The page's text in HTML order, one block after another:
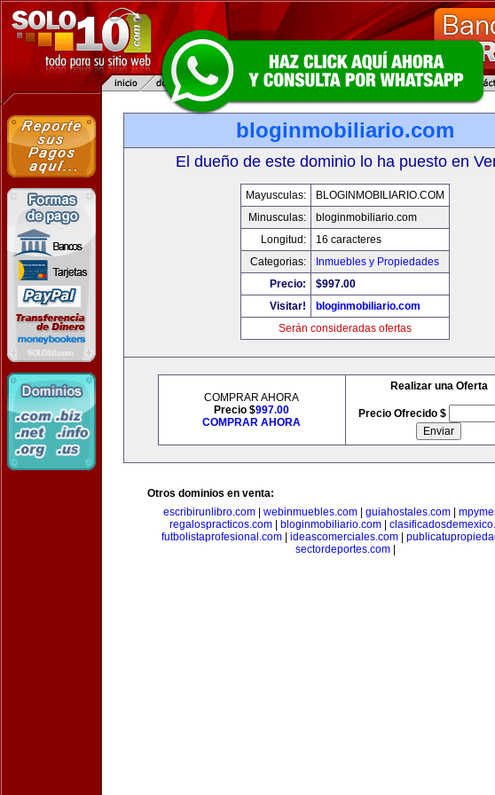
bloginmobiliario.com
El dueño de este dominio lo ha puesto en
Mayusculas:
BLOGINMOBILIARIO.COM
Minusculas:
bloginmobiliario.com
Longitud:
16 caracteres
Categorias:
Inmuebles y Propiedades
Precio:
$997.00
Visitar!
bloginmobiliario.com
Serán consideradas ofertas
COMPRAR AHORA
Precio $997.00
COMPRAR AHORA
Realizar una Oferta
Precio Ofrecido $
Otros dominios en venta:
escribirunlibro.com| webinmuebles.com| guiahostales.com|
regalospracticos.com| bloginmobiliario.com|
futbolistaprofesional.com
ideascomerciales.com
sectordeportes.com|